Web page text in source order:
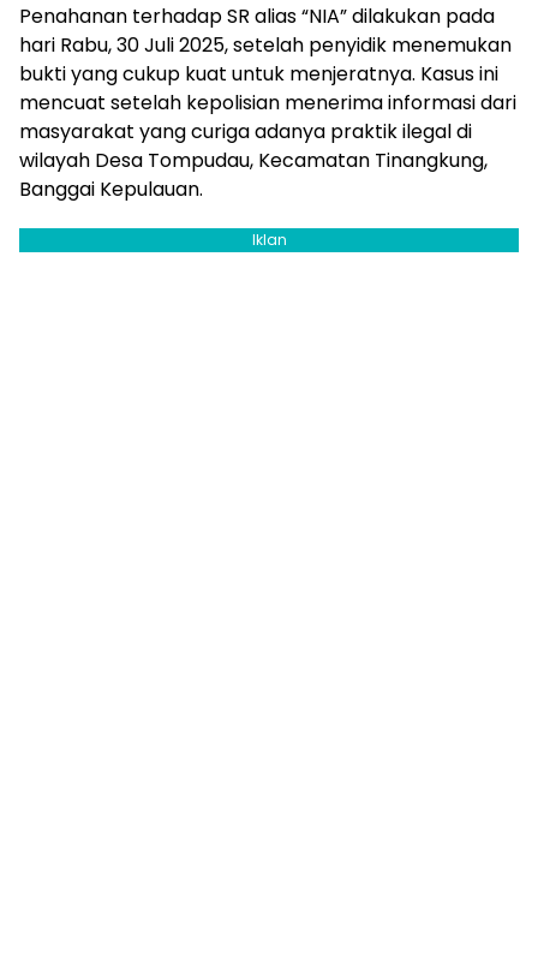
Penahanan terhadap SR alias “NIA” dilakukan pada
hari Rabu, 30 Juli 2025, setelah penyidik menemukan
bukti yang cukup kuat untuk menjeratnya. Kasus ini
mencuat setelah kepolisian menerima informasi dari
masyarakat yang curiga adanya praktik ilegal di
wilayah Desa Tompudau, Kecamatan Tinangkung,
Banggai Kepulauan.
Iklan